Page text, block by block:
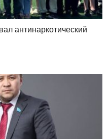
антинаркотический